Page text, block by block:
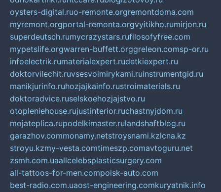
oysters-digital.ruo-remonte.orgremontdoma.com
myremont.orgportal-remonta.orgvyitikho.rumirjon.ru
superdeutsch.rumycrazystars.rufilosofyfree.com
mypetslife.orgwarren-buffett.orggreleon.comsp-or.ru
infoelectrik.rumaterialexpert.rudetkiexpert.ru
doktorvilechit.ruvsesvoimirykami.ruinstrumentgid.ru
manikjurinfo.ruhozjajkainfo.rustroimaterials.ru
doktoradvice.ruselskoehozjajstvo.ru
otopleniehouse.rujustinterior.ruchastnyjdom.ru
mojateplica.rupodelkimaster.rulandshaftblog.ru
garazhov.commonamy.netstroysnami.kzlcna.kz
stroyu.kzmy-vesta.comtimeszp.comavtoguru.net
zsmh.com.uaallcelebsplasticsurgery.com
all-tattoos-for-men.compoisk-auto.com
best-radio.com.uaost-engineering.comkuryatnik.info